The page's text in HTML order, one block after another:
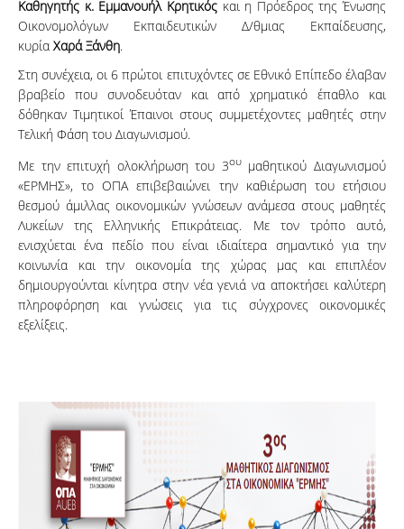
Καθηγητής κ. Εμμανουήλ Κρητικόςκαι η Πρόεδρος της Ένωσης
Οικονομολόγων Εκπαιδευτικών Δ/θμιας Εκπαίδευσης,
κυρία Χαρά Ξάνθη.
Στη συνέχεια, οι 6 πρώτοι επιτυχόντες σε Εθνικό Επίπεδο έλαβαν
βραβείο που συνοδευόταν και από χρηματικό έπαθλο και
δόθηκαν Τιμητικοί Έπαινοι στους συμμετέχοντες μαθητές στην
Τελική Φάση του Διαγωνισμού.
Με την επιτυχή ολοκλήρωση του 3ουμαθητικού Διαγωνισμού
«ΕΡΜΗΣ», το ΟΠΑ επιβεβαιώνει την καθιέρωση του ετήσιου
θεσμού άμιλλας οικονομικών γνώσεων ανάμεσα στους μαθητές
Λυκείων της Ελληνικής Επικράτειας. Με τον τρόπο αυτό,
ενισχύεται ένα πεδίο που είναι ιδιαίτερα σημαντικό για την
κοινωνία και την οικονομία της χώρας μας και επιπλέον
δημιουργούνται κίνητρα στην νέα γενιά να αποκτήσει καλύτερη
πληροφόρηση και γνώσεις για τις σύγχρονες οικονομικές
εξελίξεις.